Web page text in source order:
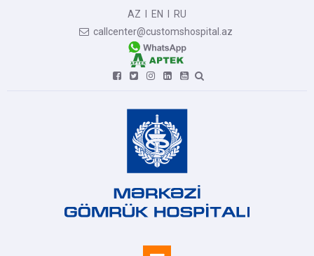
AZ EN RU
 callcenter@customshospital.az
     